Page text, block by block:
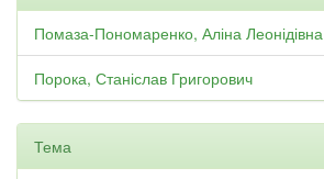
Помаза-Пономаренко, Аліна Леонідівна
Порока, Станіслав Григорович
Тема